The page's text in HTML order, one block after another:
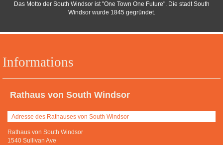
Informations
Rathaus von South Windsor
Adresse des Rathauses von South Windsor
Rathaus von South Windsor
1540 Sullivan Ave
Das Motto der South Windsor ist "One Town One Future". Die stadt South
Windsor wurde 1845 gegründet.